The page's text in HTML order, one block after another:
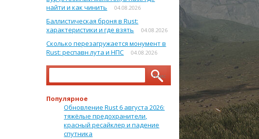
найти и как чинить
04.08.2026
Баллистическая броня в Rust:
характеристики и где взять
04.08.2026
Сколько перезагружается монумент в
Rust: респавн лута и НПС
04.08.2026
Найти:
Популярное
Обновление Rust 6 августа 2026:
тяжёлые предохранители,
красный ресайклер и падение
спутника